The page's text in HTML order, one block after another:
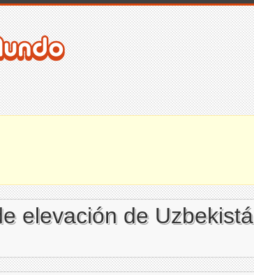
elevación de